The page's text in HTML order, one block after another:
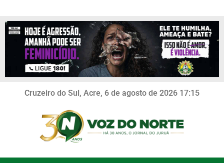
Cruzeiro do Sul, Acre, 6 de agosto de 2026 17:15